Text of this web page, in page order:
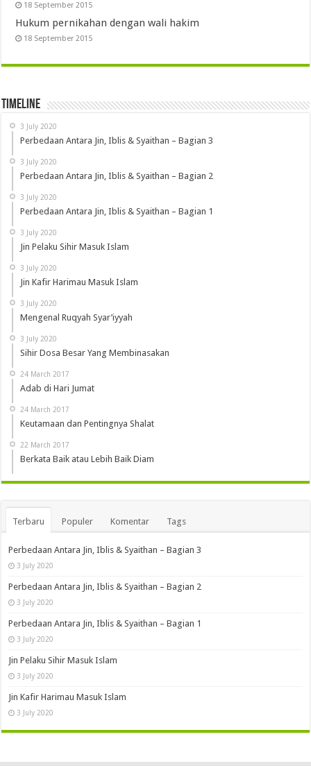
18 September 2015
Hukum pernikahan dengan wali hakim
18 September 2015
Timeline
3 July 2020
Perbedaan Antara Jin, Iblis & Syaithan – Bagian 3
3 July 2020
Perbedaan Antara Jin, Iblis & Syaithan – Bagian 2
3 July 2020
Perbedaan Antara Jin, Iblis & Syaithan – Bagian 1
3 July 2020
Jin Pelaku Sihir Masuk Islam
3 July 2020
Jin Kafir Harimau Masuk Islam
3 July 2020
Mengenal Ruqyah Syar’iyyah
3 July 2020
Sihir Dosa Besar Yang Membinasakan
24 March 2017
Adab di Hari Jumat
24 March 2017
Keutamaan dan Pentingnya Shalat
22 March 2017
Berkata Baik atau Lebih Baik Diam
Terbaru Populer Komentar Tags
Perbedaan Antara Jin, Iblis & Syaithan – Bagian 3
3 July 2020
Perbedaan Antara Jin, Iblis & Syaithan – Bagian 2
3 July 2020
Perbedaan Antara Jin, Iblis & Syaithan – Bagian 1
3 July 2020
Jin Pelaku Sihir Masuk Islam
3 July 2020
Jin Kafir Harimau Masuk Islam
3 July 2020